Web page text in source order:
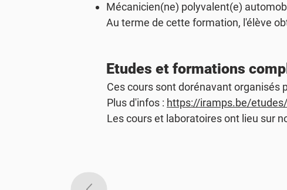
Mécanicien(ne) polyvalent(e)
Au terme de cette formation, l'élève
Etudes et formations
Ces cours sont dorénavant organisés
Plus d'infos : https://iramps.be/
Les cours et laboratoires ont lieu sur